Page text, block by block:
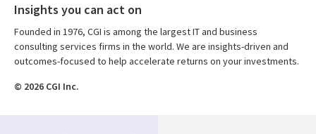
Insights you can act on
Founded in 1976, CGI is among the largest IT and business
consulting services firms in the world. We are insights-driven and
outcomes-focused to help accelerate returns on your investments.
© 2026 CGI Inc.